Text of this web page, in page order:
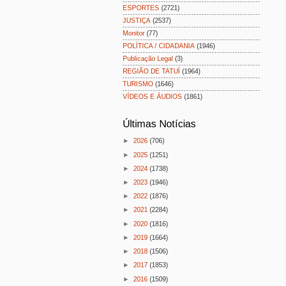
ESPORTES (2721)
JUSTIÇA (2537)
Monitor (77)
POLÍTICA / CIDADANIA (1946)
Publicação Legal (3)
REGIÃO DE TATUÍ (1964)
TURISMO (1646)
VÍDEOS E ÁUDIOS (1861)
Últimas Notícias
► 2026 (706)
► 2025 (1251)
► 2024 (1738)
► 2023 (1946)
► 2022 (1876)
► 2021 (2284)
► 2020 (1816)
► 2019 (1664)
► 2018 (1506)
► 2017 (1853)
► 2016 (1509)